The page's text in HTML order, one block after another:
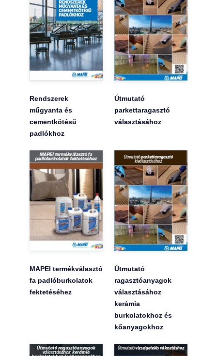
Rendszerek
műgyanta és
cementkötésű
padlókhoz
Útmutató
parkettaragasztó
választásához
MAPEI termékválasztó
fa padlóburkolatok
fektetéséhez
Útmutató
ragasztóanyagok
választásához
kerámia
burkolatokhoz és
kőanyagokhoz